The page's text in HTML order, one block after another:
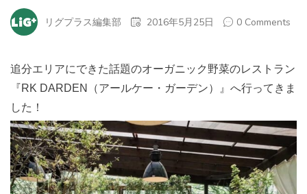
リグプラス編集部 2016年5月25日 0 Comments
追分エリアにできた話題のオーガニック野菜のレストラン
『RK DARDEN（アールケー・ガーデン）』へ行ってきま
した！